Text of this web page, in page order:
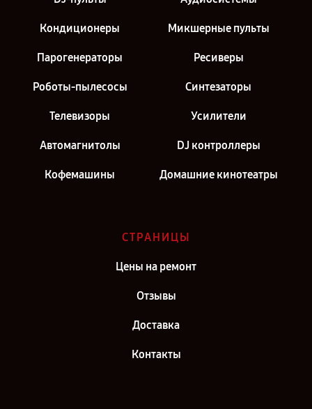
Ремонт телевизора Pioneer PDP-42RXE в г. Санкт-Петербург
Кондиционеры Микшерные пульты
Парогенераторы Ресиверы
Роботы-пылесосы Синтезаторы
Телевизоры Усилители
Автомагнитолы DJ контроллеры
Кофемашины Домашние кинотеатры
СТРАНИЦЫ
Цены на ремонт
Отзывы
Доставка
Контакты